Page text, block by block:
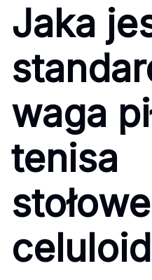
Jaka
waga
tenisa